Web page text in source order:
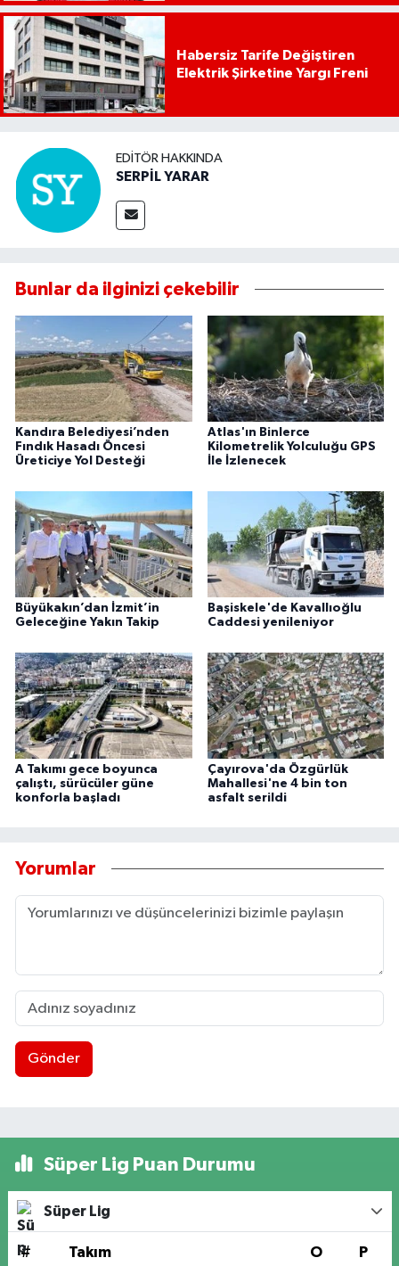
Habersiz Tarife Değiştiren
Elektrik Şirketine Yargı Freni
EDITÖR HAKKINDA
SERPİL YARAR
Bunlar da ilginizi çekebilir
Kandıra Belediyesi’nden
Fındık Hasadı Öncesi
Üreticiye Yol Desteği
Atlas'ın Binlerce
Kilometrelik Yolculuğu GPS
İle İzlenecek
Büyükakın’dan İzmit’in
Geleceğine Yakın Takip
Başiskele'de Kavallıoğlu
Caddesi yenileniyor
A Takımı gece boyunca
çalıştı, sürücüler güne
konforla başladı
Çayırova'da Özgürlük
Mahallesi'ne 4 bin ton
asfalt serildi
Yorumlar
Gönder
Süper Lig Puan Durumu
Süper Lig
# Takım O P